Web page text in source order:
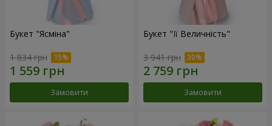
Букет "Ясміна"
1 834 грн
Замовити
Букет "Її Величність"
3 941 грн
Замовити